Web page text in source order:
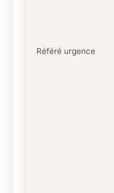
Référé urgence